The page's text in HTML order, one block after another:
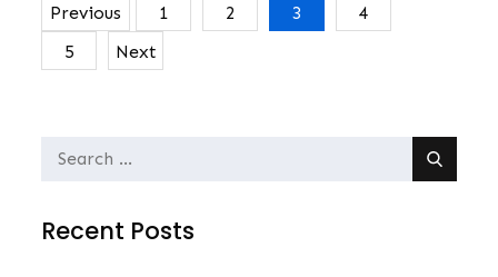
Posts
Previous 1 2 3
4
5
Next
Search
Recent Posts